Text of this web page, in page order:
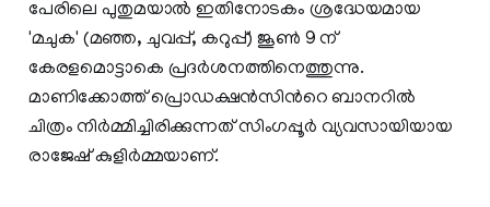
പേരിലെ പുതുമയാല്‍ ഇതിനോടകം ശ്രദ്ധേയമായ
'മചുക' (മഞ്ഞ, ചുവപ്പ്, കറുപ്പ്) ജൂണ്‍ 9 ന്
കേരളമൊട്ടാകെ പ്രദര്‍ശനത്തിനെത്തുന്നു.
മാണിക്കോത്ത് പ്രൊഡക്ഷന്‍സിന്‍റെ ബാനറില്‍
ചിത്രം നിര്‍മ്മിച്ചിരിക്കുന്നത് സിംഗപ്പൂര്‍ വ്യവസായിയായ
രാജേഷ് കുളിര്‍മ്മയാണ്.